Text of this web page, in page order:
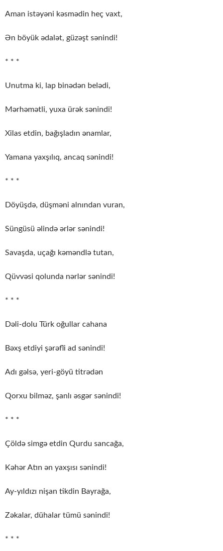
Aman istəyəni kəsmədin heç vaxt,
Ən böyük ədalət, güzəşt sənindi!
* * *
Unutma ki, lap binədən belədi,
Mərhəmətli, yuxa ürək sənindi!
Xilas etdin, bağışladın ənamlar,
Yamana yaxşılıq, ancaq sənindi!
* * *
Döyüşdə, düşməni alnından vuran,
Süngüsü əlində ərlər sənindi!
Savaşda, uçağı kəməndlə tutan,
Qüvvəsi qolunda nərlər sənindi!
* * *
Dəli-dolu Türk oğullar cahana
Bəxş etdiyi şərəfli ad sənindi!
Adı gəlsə, yeri-göyü titrədən
Qorxu bilməz, şanlı əsgər sənindi!
* * *
Çöldə simgə etdin Qurdu sancağa,
Kəhər Atın ən yaxşısı sənindi!
Ay-yıldızı nişan tikdin Bayrağa,
Zəkalar, dühalar tümü sənindi!
* * *